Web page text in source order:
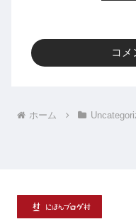
コメ
ホーム